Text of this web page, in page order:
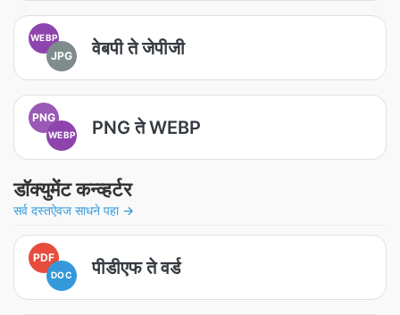
WEBP
JPG वेबपी ते जेपीजी
PNG
WEBP PNG ते WEBP
डॉक्युमेंट कन्व्हर्टर
सर्व दस्तऐवज साधने पहा →
PDF
DOC पीडीएफ ते वर्ड